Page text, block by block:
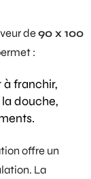
de90 x 100
:
franchir,
douche,
offre un
La